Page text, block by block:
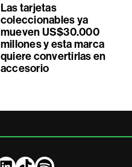
Las tarjetas
coleccionables ya
mueven US$30.000
millones y esta marca
quiere convertirlas en
accesorio